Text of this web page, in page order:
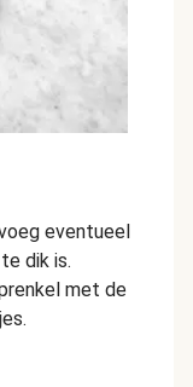
eventueel
dik is.
met de